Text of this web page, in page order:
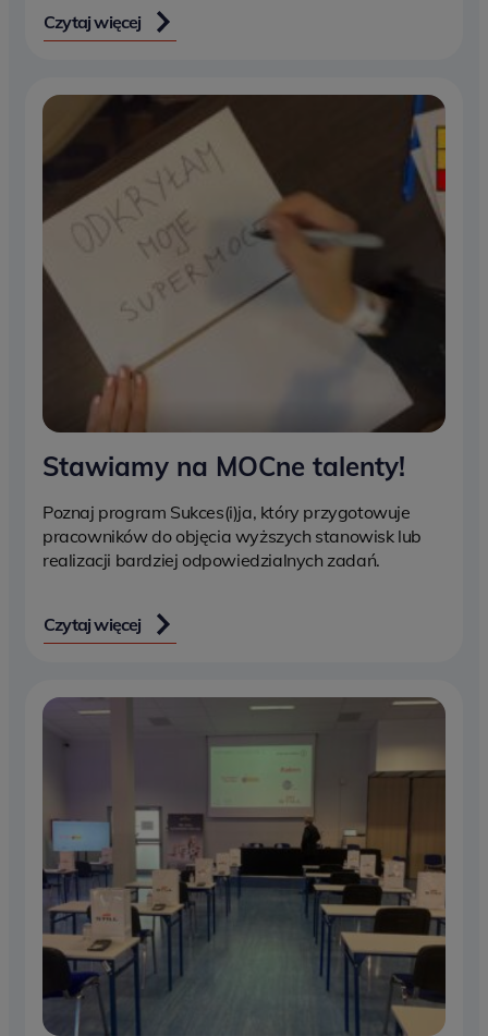
Czytaj więcej
Stawiamy na MOCne talenty!
Poznaj program Sukces(i)ja, który przygotowuje
pracowników do objęcia wyższych stanowisk lub
realizacji bardziej odpowiedzialnych zadań.
Czytaj więcej